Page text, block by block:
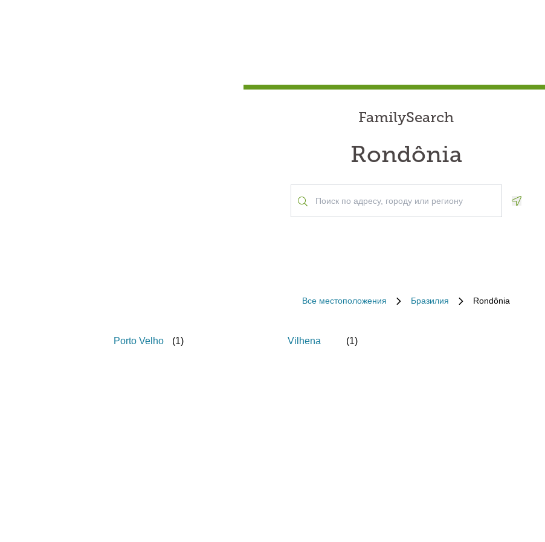
FamilySearch
Rondônia
Все местоположения Бразилия Rondônia
Porto Velho (1) Vilhena (1)